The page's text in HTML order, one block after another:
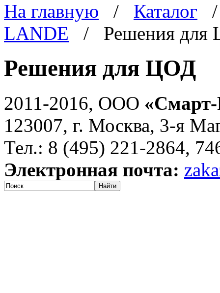
На главную / Каталог
LANDE / Решения для
Решения для ЦОД
2011-2016, ООО
123007, г. Москва, 3-я
Тел.: 8 (495) 221-2864,
Электронная почта:
Найти